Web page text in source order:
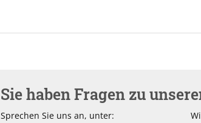
Sie haben Fragen zu
Sprechen Sie uns an, unter: